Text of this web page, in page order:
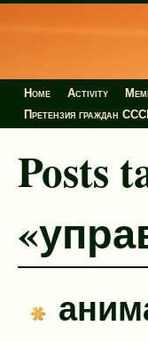
Home Activity
Претензия граждан
Posts